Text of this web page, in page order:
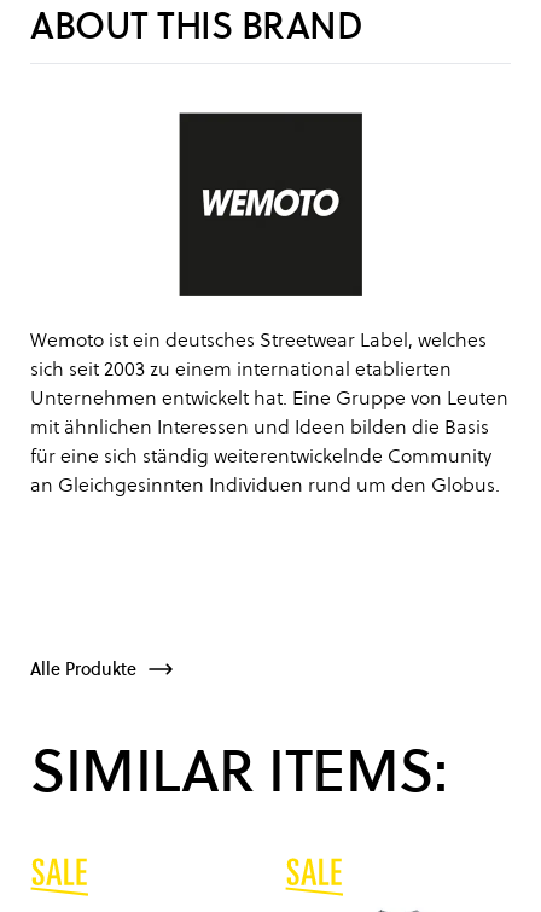
ABOUT THIS BRAND
Wemoto ist ein deutsches Streetwear Label, welches
sich seit 2003 zu einem international etablierten
Unternehmen entwickelt hat. Eine Gruppe von Leuten
mit ähnlichen Interessen und Ideen bilden die Basis
für eine sich ständig weiterentwickelnde Community
an Gleichgesinnten Individuen rund um den Globus.
Alle Produkte
SIMILAR ITEMS: